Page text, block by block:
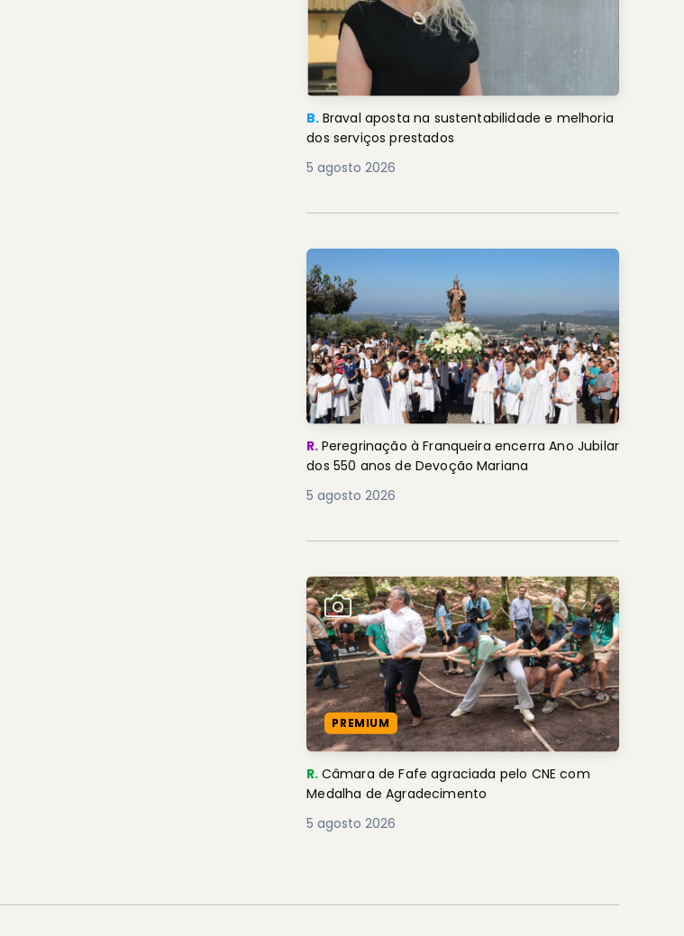
B. Braval aposta na sustentabilidade e melhoria
dos serviços prestados
5 agosto 2026
R. Peregrinação à Franqueira encerra Ano Jubilar
dos 550 anos de Devoção Mariana
5 agosto 2026
PREMIUM
R. Câmara de Fafe agraciada pelo CNE com
Medalha de Agradecimento
5 agosto 2026